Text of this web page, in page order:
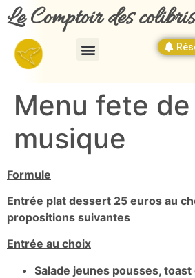
Le Comptoir des colibris
Menu fete de
musique
Formule
Entrée plat dessert 25 euros au
propositions suivantes
Entrée au choix
Salade jeunes pousses,